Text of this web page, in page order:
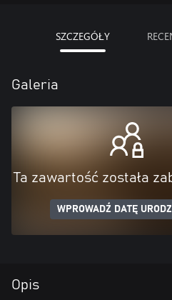
SZCZEGÓŁY
Galeria
Ta zawartość została
WPROWADŹ DATĘ
Opis